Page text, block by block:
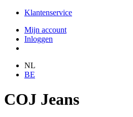
Klantenservice
Mijn account
Inloggen
NL
BE
COJ Jeans